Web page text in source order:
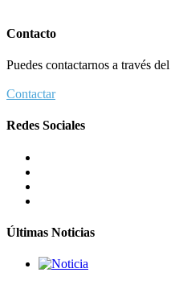
Contacto
Puedes contactarnos a través
Contactar
Redes Sociales
Últimas Noticias